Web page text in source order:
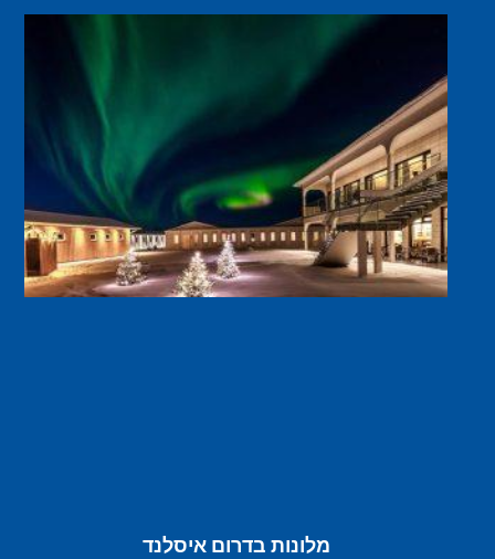
מלונות בדרום איסלנד